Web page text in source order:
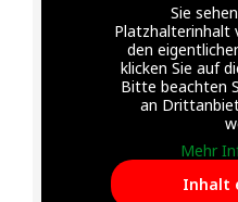
Sie
Platzhalterinhalt
den
klicken Sie auf
Bitte beachten
an
Mehr
Inhalt